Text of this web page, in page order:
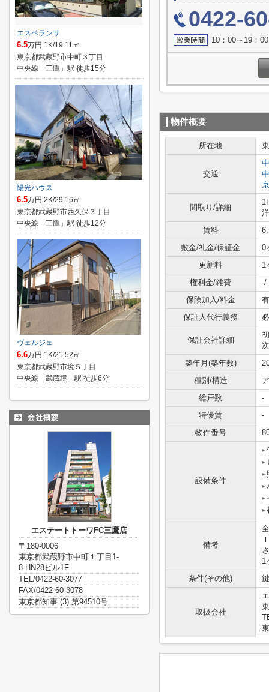
0422-
10：00～19：
物件概要
所在地
交通
間取り/詳細
賃料
敷金/礼金/保証金
0
更新料
1
権利金/雑費
-/-
保険加入/料金
保証人代行義務
保証会社詳細
築年月(築年数)
種別/構造
総戸数
-
特優賃
-
物件番号
設備条件
備考
1
条件(その他)
取扱会社
エスペランサ
6.5万円 1K/19.11㎡
東京都武蔵野市中町３丁目
中央線「三鷹」駅 徒歩15分
陽光ハウス
6.5万円 2K/29.16㎡
東京都武蔵野市西久保３丁目
中央線「三鷹」駅 徒歩12分
ヴェルジェ
6.6万円 1K/21.52㎡
東京都武蔵野市境５丁目
中央線「武蔵境」駅 徒歩6分
エステートトーワFC三鷹店
〒180-0006
東京都武蔵野市中町１丁目1-
8 HN28ビル1F
TEL/0422-60-3077
FAX/0422-60-3078
東京都知事 (3) 第94510号